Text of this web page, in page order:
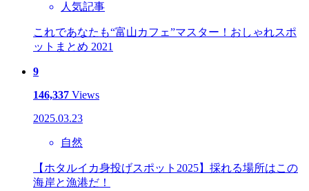
人気記事
これであなたも“富山カフェ”マスター！おしゃれスポ
ットまとめ 2021
9
146,337 Views
2025.03.23
自然
【ホタルイカ身投げスポット2025】採れる場所はこの
海岸と漁港だ！